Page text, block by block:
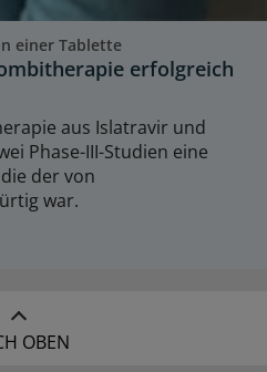
einer Tablette
erfolgreich
aus Islatravir und
Phase-III-Studien eine
der von
war.
OBEN